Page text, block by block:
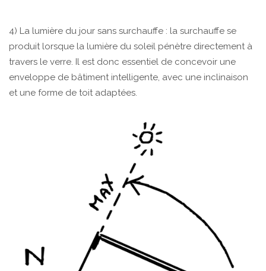
4) La lumière du jour sans surchauffe : la surchauffe se
produit lorsque la lumière du soleil pénètre directement à
travers le verre. Il est donc essentiel de concevoir une
enveloppe de bâtiment intelligente, avec une inclinaison
et une forme de toit adaptées.